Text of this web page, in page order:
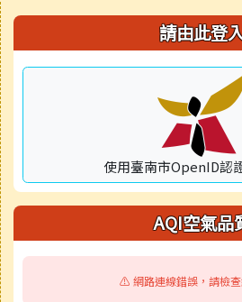
右邊區域內容 請由此登
使用臺南市OpenID認
AQI空氣品
⚠️ 網路連線錯誤，請檢